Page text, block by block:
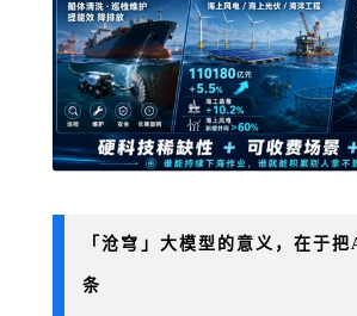
「沧穹」大模型的意义，在于
条